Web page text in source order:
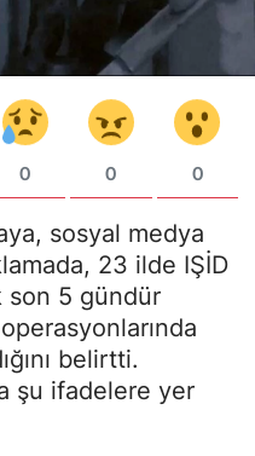
0 0 0
sosyal medya
23 ilde IŞİD
son 5 gündür
belirtti.
şu ifadelere yer